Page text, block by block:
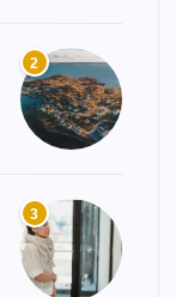
2
3